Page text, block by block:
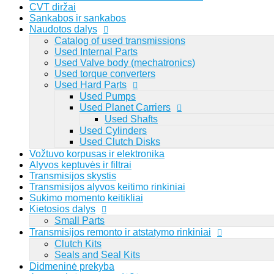
Lithuanian
Viewed
Prisijungti
Registruotis
Prisijungti Registruotis
CVT diržai
Sankabos ir sankabos
Naudotos dalys
Catalog of used transmissions
Used Internal Parts
Used Valve body (mechatronics)
Used torque converters
Used Hard Parts
Used Pumps
Used Planet Carriers
Used Shafts
Used Cylinders
Used Clutch Disks
Vožtuvo korpusas ir elektronika
Alyvos keptuvės ir filtrai
Transmisijos skystis
Transmisijos alyvos keitimo rinkiniai
Sukimo momento keitikliai
Kietosios dalys
Small Parts
Transmisijos remonto ir atstatymo rinkiniai
Clutch Kits
Seals and Seal Kits
Didmeninė prekyba